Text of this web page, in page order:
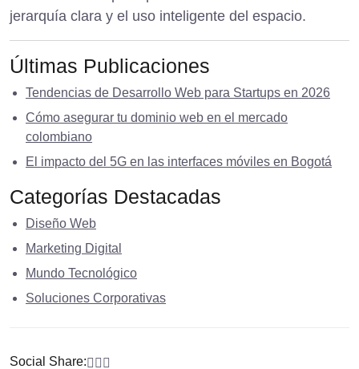
jerarquía clara y el uso inteligente del espacio.
Últimas Publicaciones
Tendencias de Desarrollo Web para Startups en 2026
Cómo asegurar tu dominio web en el mercado
colombiano
El impacto del 5G en las interfaces móviles en Bogotá
Categorías Destacadas
Diseño Web
Marketing Digital
Mundo Tecnológico
Soluciones Corporativas
Social Share: